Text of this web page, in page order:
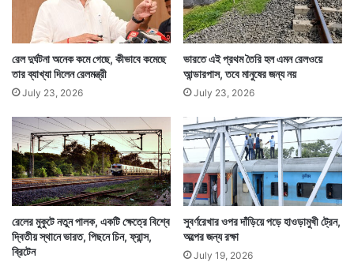
Tags Bengali Feature Indian Railways
রেল দুর্ঘটনা অনেক কমে গেছে, কীভাবে কমেছে
তার ব্যাখ্যা দিলেন রেলমন্ত্রী
July 23, 2026
ভারতে এই প্রথম তৈরি হল এমন রেলওয়ে
আন্ডারপাস, তবে মানুষের জন্য নয়
July 23, 2026
রেলের মুকুটে নতুন পালক, একটি ক্ষেত্রে বিশ্বে
দ্বিতীয় স্থানে ভারত, পিছনে চিন, ফ্রান্স,
ব্রিটেন
সুবর্ণরেখার ওপর দাঁড়িয়ে পড়ে হাওড়ামুখী ট্রেন,
অল্পের জন্য রক্ষা
July 19, 2026